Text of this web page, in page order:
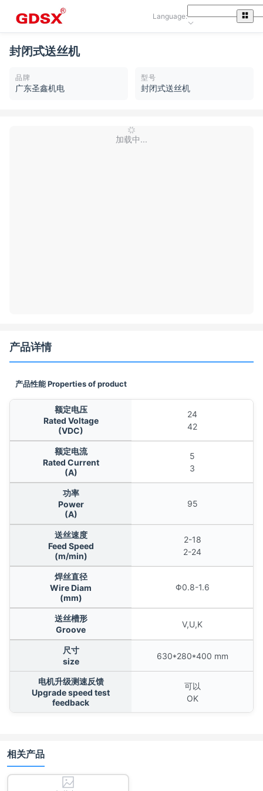
Language:
封闭式送丝机
品牌
广东圣鑫机电
型号
封闭式送丝机
加载中...
产品详情
产品性能 Properties of product
额定电压
Rated Voltage
(VDC)
24
42
额定电流
Rated Current
(A)
5
3
功率
Power
(A)
95
送丝速度
Feed Speed
(m/min)
2-18
2-24
焊丝直径
Wire Diam
(mm)
Φ0.8-1.6
送丝槽形
Groove
V,U,K
尺寸
size
630*280*400 mm
电机升级测速反馈
Upgrade speed test
feedback
可以
OK
相关产品